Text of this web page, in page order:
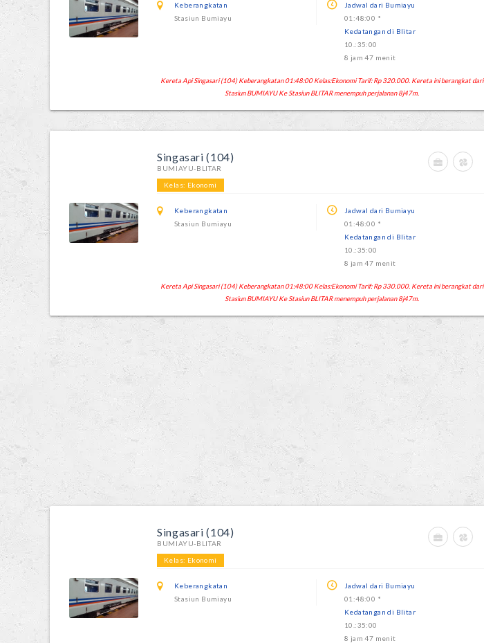
Keberangkatan
Stasiun Bumiayu
Jadwal dari Bumiayu
01:48:00 *
Kedatangan di Blitar
10.:35:00
8 jam 47 menit
Kereta Api Singasari (104) Keberangkatan 01:48:00 Kelas:Ekonomi Tarif: Rp 320.000. Kereta ini berangkat dari
Stasiun BUMIAYU Ke Stasiun BLITAR menempuh perjalanan 8j47m.
Singasari (104)
BUMIAYU-BLITAR
Kelas: Ekonomi
Keberangkatan
Stasiun Bumiayu
Jadwal dari Bumiayu
01:48:00 *
Kedatangan di Blitar
10.:35:00
8 jam 47 menit
Kereta Api Singasari (104) Keberangkatan 01:48:00 Kelas:Ekonomi Tarif: Rp 330.000. Kereta ini berangkat dari
Stasiun BUMIAYU Ke Stasiun BLITAR menempuh perjalanan 8j47m.
Singasari (104)
BUMIAYU-BLITAR
Kelas: Ekonomi
Keberangkatan
Stasiun Bumiayu
Jadwal dari Bumiayu
01:48:00 *
Kedatangan di Blitar
10.:35:00
8 jam 47 menit